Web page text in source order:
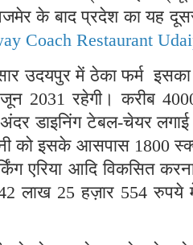
के बाद प्रदेश का यह
Coach Restaurant
उदयपुर में ठेका फर्म
2031 रहेगी। करीब
डाइनिंग टेबल-चेयर
को इसके आसपास 1800
एरिया आदि विकसित
लाख 25 हज़ार 554 रुपये